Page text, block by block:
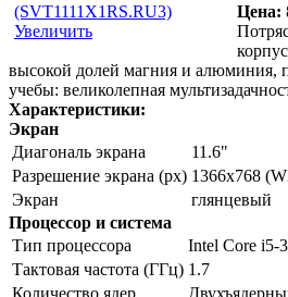
Увеличить
Цена:
высокой долей магния и алюминия,
учебы: великолепная
Характеристики:
Экран
Диагональ экрана
11.6"
Разрешение экрана (px) 1366x768
Экран
глянцевый
Процессор и система
Тип процессора
Intel Core i5-
Тактовая частота (ГГц) 1.7
Количество ядер